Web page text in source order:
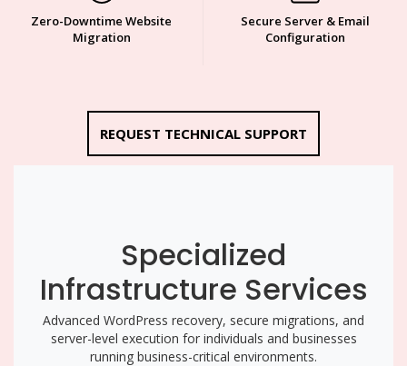
Zero-Downtime Website
Migration
Secure Server & Email
Configuration
REQUEST TECHNICAL SUPPORT
Specialized
Infrastructure Services
Advanced WordPress recovery, secure migrations, and
server-level execution for individuals and businesses
running business-critical environments.